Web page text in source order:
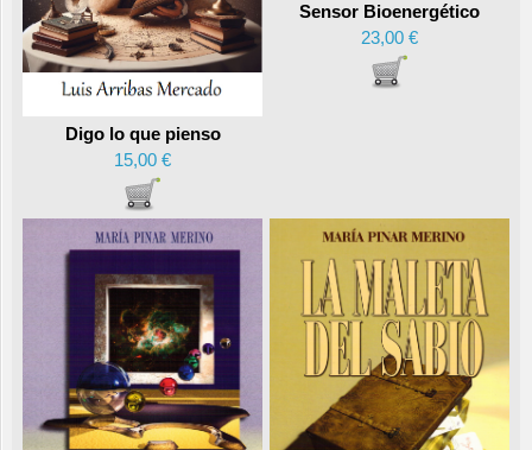
Digo lo que pienso
15,00 €
Sensor Bioenergético
23,00 €